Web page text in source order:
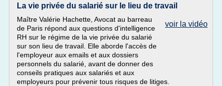
La vie privée du salarié sur le lieu de travail
voir la vidéo
Maître Valérie Hachette, Avocat au barreau
de Paris répond aux questions d'intelligence
RH sur le régime de la vie privée du salarié
sur son lieu de travail. Elle aborde l'accès de
l'employeur aux emails et aux dossiers
personnels du salarié, avant de donner des
conseils pratiques aux salariés et aux
employeurs pour prévenir tous risques de litiges.